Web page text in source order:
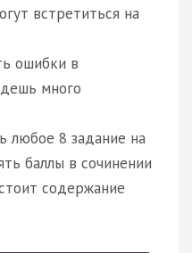
встретиться на
ошибки в
много
любое 8 задание на
баллы в сочинении
содержание